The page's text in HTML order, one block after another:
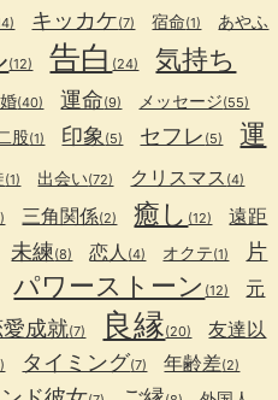
キッカケ(7) 宿命(1)
あやふ
(12) 告白 (24) 気持ち
(40) 運命(9) メッセージ(55)
股(1) 印象(5) セフレ (5)
運
(1) 出会い(72) クリスマス (4)
三角関係(2) 癒し (12)
遠距
未練(8) 恋人 (4) オクテ(1)
片
パワーストーン (12)
元
成就(7) 良縁(20)
友達以
タイミング(7) 年齢差(2)